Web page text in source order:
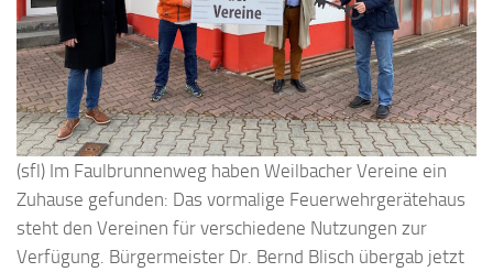
(sfl) Im Faulbrunnenweg haben Weilbacher Vereine ein
Zuhause gefunden: Das vormalige Feuerwehrgerätehaus
steht den Vereinen für verschiedene Nutzungen zur
Verfügung. Bürgermeister Dr. Bernd Blisch übergab jetzt